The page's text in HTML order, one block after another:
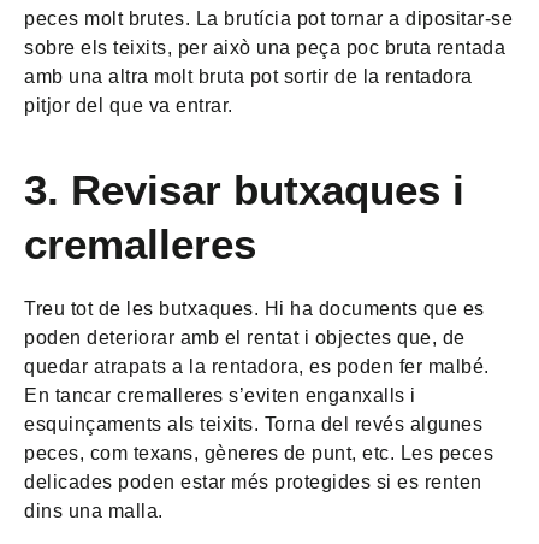
peces molt brutes. La brutícia pot tornar a dipositar-se
sobre els teixits, per això una peça poc bruta rentada
amb una altra molt bruta pot sortir de la rentadora
pitjor del que va entrar.
3. Revisar butxaques i
cremalleres
Treu tot de les butxaques. Hi ha documents que es
poden deteriorar amb el rentat i objectes que, de
quedar atrapats a la rentadora, es poden fer malbé.
En tancar cremalleres s’eviten enganxalls i
esquinçaments als teixits. Torna del revés algunes
peces, com texans, gèneres de punt, etc. Les peces
delicades poden estar més protegides si es renten
dins una malla.